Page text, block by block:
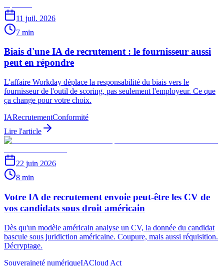
11 juil. 2026
7 min
Biais d'une IA de recrutement : le fournisseur aussi
peut en répondre
L'affaire Workday déplace la responsabilité du biais vers le
fournisseur de l'outil de scoring, pas seulement l'employeur. Ce que
ça change pour votre choix.
IARecrutementConformité
Lire l'article
22 juin 2026
8 min
Votre IA de recrutement envoie peut-être les CV de
vos candidats sous droit américain
Dès qu'un modèle américain analyse un CV, la donnée du candidat
bascule sous juridiction américaine. Coupure, mais aussi réquisition.
Décryptage.
Souveraineté numériqueIACloud Act